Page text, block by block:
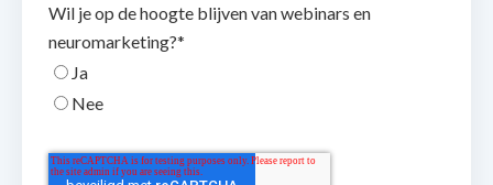
Wil je op de hoogte blijven van webinars en
neuromarketing?*
Ja
Nee